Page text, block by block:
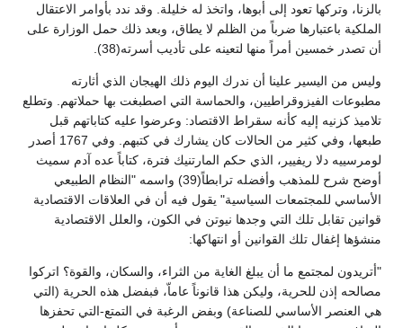
بالزنا، وتركها تعود إلى أبوها، واتخذ له خليلة. وقد ندد بأوامر الاعتقال
الملكية باعتبارها ضرباً من الظلم لا يطاق، وبعد ذلك حمل الوزارة على
أن تصدر خمسين أمراً منها لتعينه على تأديب أسرته(38).
وليس من اليسير علينا أن ندرك اليوم ذلك الهيجان الذي أثارته
مطبوعات الفيزوقراطيين، والحماسة التي اصطبغت بها حملاتهم. وتطلع
تلاميذ كزنيه إليه كأنه سقراط الاقتصاد: وعرضوا عليه كتاباتهم قبل
طبعها، وفي كثير من الحالات كان يشارك في كتبهم. وفي 1767 أصدر
لومرسييه دلا ريفيير، الذي حكم المارتنيك فترة، كتاباً عده آدم سميث
أوضح شرح للمذهب وأفضله ترابطاً(39) واسمه "النظام الطبيعي
الأساسي للمجتمعات السياسية" يقول فيه أن في العلاقات الاقتصادية
قوانين تقابل تلك التي وجدها نيوتن في الكون، والعلل الاقتصادية
منشؤها إغفال تلك القوانين أو انتهاكها:
"أتريدون لمجتمع ما أن يبلغ الغاية من الثراء، والسكان، والقوة؟ اتركوا
مصالحه إذن للحرية، وليكن هذا قانوناً عاماّ، فبفضل هذه الحرية (التي
هي العنصر الأساسي للصناعة) وبفض الرغبة في التمتع-التي تحفزها